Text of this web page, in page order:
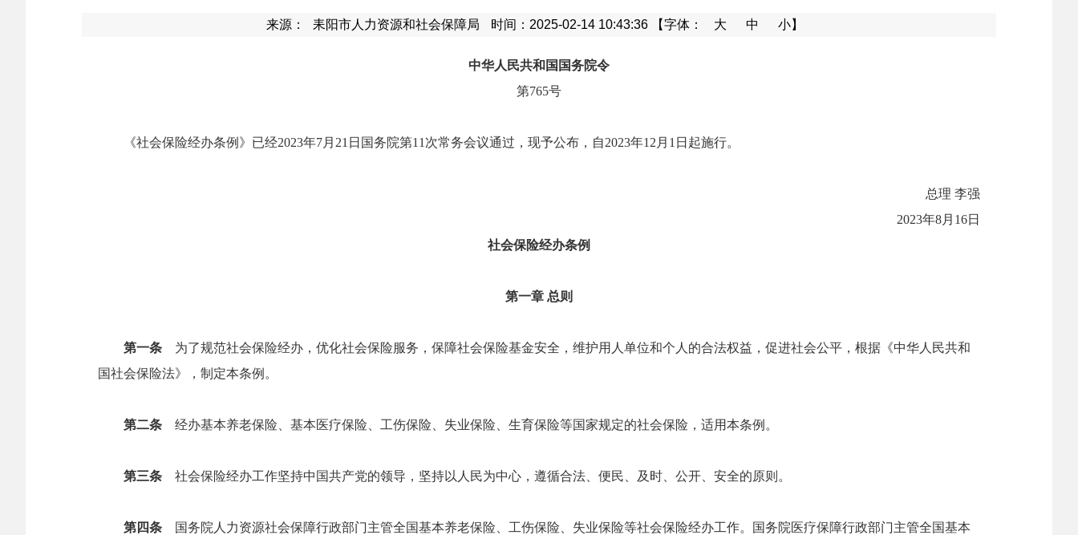
来源： 耒阳市人力资源和社会保障局 时间：2025-02-14 10:43:36 【字体： 大 中 小】
中华人民共和国国务院令
第765号
《社会保险经办条例》已经2023年7月 21 日国务院第11 次常务会议通过，现予公布，自2023年12 月 1 日起施行。
总理 李强
2023年8月 16日
社会保险经办条例
第一章 总则
第一条 为了规范社会保险经办，优化社会保险服务，保障社会保险基金安全，维护用人单位和个人的合法权益，促进社会公平，根据《中华人民共和
国社会保险法》，制定本条例。
第二条 经办基本养老保险、基本医疗保险、工伤保险、失业保险、生育保险等国家规定的社会保险，适用本条例。
第三条 社会保险经办工作坚持中国共产党的领导，坚持以人民为中心，遵循合法、便民、及时、公开、安全的原则。
第四条 国务院人力资源社会保障行政部门主管全国基本养老保险、工伤保险、失业保险等社会保险经办工作。国务院医疗保障行政部门主管全国基本